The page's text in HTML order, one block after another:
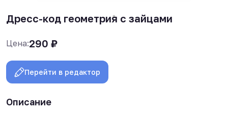
Дресс-код геометрия с зайцами
Цена:290 ₽
Перейти в редактор
Описание